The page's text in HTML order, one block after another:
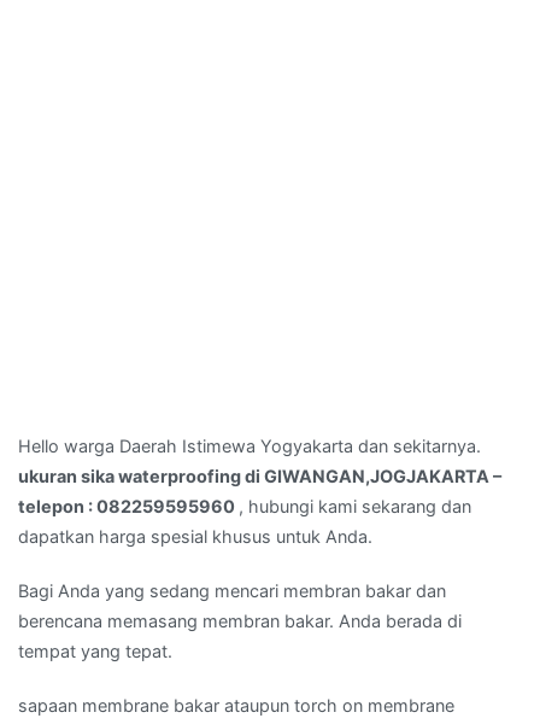
Hello warga Daerah Istimewa Yogyakarta dan sekitarnya.
ukuran sika waterproofing di GIWANGAN,JOGJAKARTA –
telepon : 082259595960 , hubungi kami sekarang dan
dapatkan harga spesial khusus untuk Anda.
Bagi Anda yang sedang mencari membran bakar dan
berencana memasang membran bakar. Anda berada di
tempat yang tepat.
sapaan membrane bakar ataupun torch on membrane